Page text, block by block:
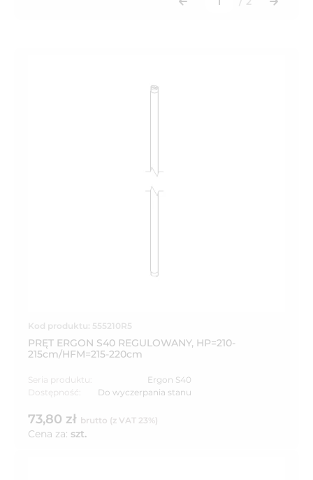
Kod produktu: 555210R5
PRĘT ERGON S40 REGULOWANY, HP=210-
215cm/HFM=215-220cm
Seria produktu:
Ergon S40
Dostępność:
Do wyczerpania stanu
73,80 zł brutto (z VAT 23%)
Cena za: szt.